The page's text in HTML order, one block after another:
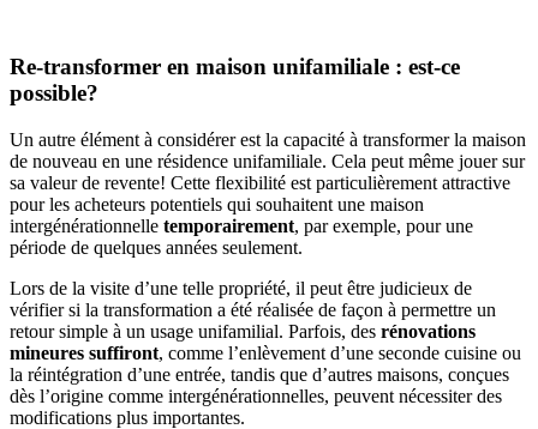
Re-transformer en maison unifamiliale : est-ce
possible?
Un autre élément à considérer est la capacité à transformer la maison
de nouveau en une résidence unifamiliale. Cela peut même jouer sur
sa valeur de revente! Cette flexibilité est particulièrement attractive
pour les acheteurs potentiels qui souhaitent une maison
intergénérationnelle temporairement, par exemple, pour une
période de quelques années seulement.
Lors de la visite d’une telle propriété, il peut être judicieux de
vérifier si la transformation a été réalisée de façon à permettre un
retour simple à un usage unifamilial. Parfois, des rénovations
mineures suffiront, comme l’enlèvement d’une seconde cuisine ou
la réintégration d’une entrée, tandis que d’autres maisons, conçues
dès l’origine comme intergénérationnelles, peuvent nécessiter des
modifications plus importantes.